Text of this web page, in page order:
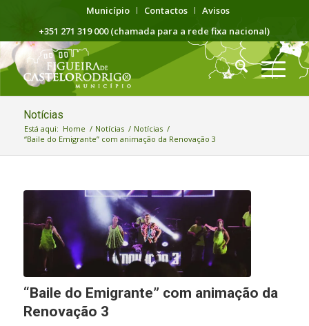
Município Contactos
Avisos
+351 271 319 000 (chamada para a rede fixa nacional)
Notícias
Está aqui: Home / Notícias / Notícias /
“Baile do Emigrante” com animação da Renovação 3
“Baile do Emigrante” com animação da
Renovação 3